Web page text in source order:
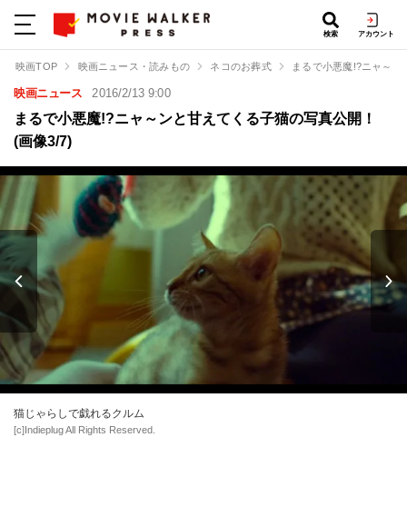
検索 アカウント
映画TOP 映画ニュース・読みもの ネコのお葬式 まるで小悪魔!?ニャ～
映画ニュース 2016/2/13 9:00
まるで小悪魔!?ニャ～ンと甘えてくる子猫の写真公開！
(画像3/7)
猫じゃらしで戯れるクルム
[c]Indieplug All Rights Reserved.